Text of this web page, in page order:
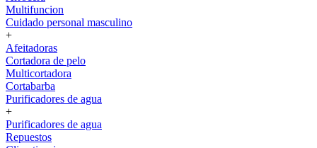
Multifuncion
Cuidado personal masculino
+
Afeitadoras
Cortadora de pelo
Multicortadora
Cortabarba
Purificadores de agua
+
Purificadores de agua
Repuestos